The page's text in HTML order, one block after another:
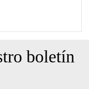
boletín